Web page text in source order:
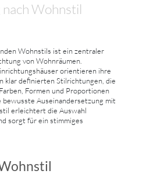
Wohnstil
Wohnstils ist ein zentraler
von Wohnräumen.
orientieren ihre
klar definierten Stilrichtungen, die
Formen und Proportionen
bewusste Auseinandersetzung mit
erleichtert die Auswahl
sorgt für ein stimmiges